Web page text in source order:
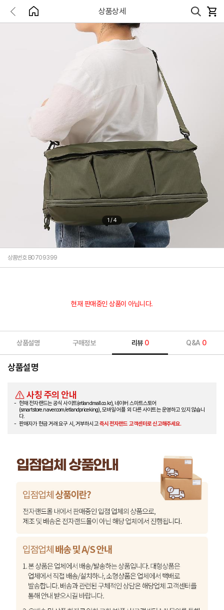
상품상세
1 /4
상품번호 B0709399
현재 판매중인 상품이 아닙니다.
상품설명 구매정보 리뷰 0 Q&A 0
상품설명
사칭 주의 안내
현재 전자랜드는 공식 사이트(etlandmall.co.kr), 네이버 스마트스토어
(smartstore.naver.com/etlandpriceking), 모바일 어플 외 다른 사이트는 운영하고 있지 않습니
다.
판매자가 현금 거래 요구 시, 거부하시고즉시 전자랜드 고객센터로 신고해주세요.